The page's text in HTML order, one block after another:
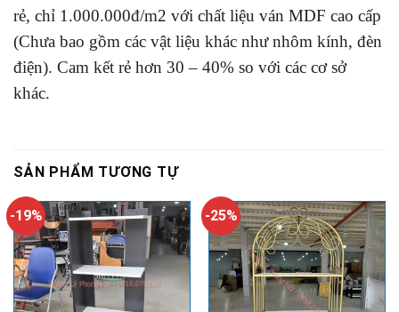
rẻ, chỉ 1.000.000đ/m2 với chất liệu ván MDF cao cấp
(Chưa bao gồm các vật liệu khác như nhôm kính, đèn
điện). Cam kết rẻ hơn 30 – 40% so với các cơ sở
khác.
SẢN PHẨM TƯƠNG TỰ
-19% -25%